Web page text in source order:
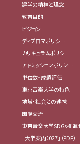
建学の精神と理念
教育目的
ビジョン
ディプロマポリシー
カリキュラムポリシー
アドミッションポリシー
単位数・成績評価
東京音楽大学の特色
地域・社会との連携
国際交流
東京音楽大学SDGs推進
「大学案内2027」（PDF）